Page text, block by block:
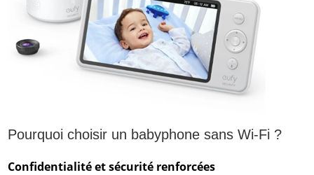
Pourquoi choisir un babyphone sans Wi-Fi ?
Confidentialité et sécurité renforcées